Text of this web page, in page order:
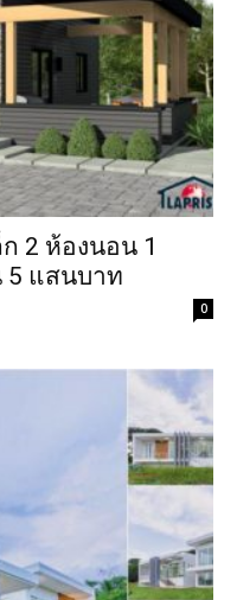
2 ห้องนอน 1
5 แสนบาท
0